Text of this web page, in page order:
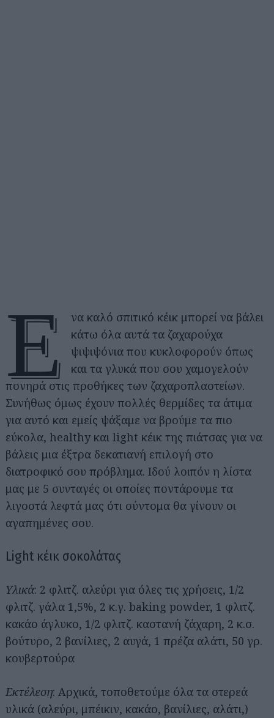
Έ
να καλό σπιτικό κέικ μπορεί να βάλει
κάτω όλα αυτά τα ζαχαρούχα
ψιψιψόνια που κυκλοφορούν όπως
και τα γλυκά που σου χαμογελούν
πονηρά στις προθήκες των ζαχαροπλαστείων.
Συνήθως όμως έχουν πολλές θερμίδες τα άτιμα
για αυτό και εμείς ψάξαμε να βρούμε τα πιο
εύκολα, healthy και light κέικ της πιάτσας για να
βάλεις μια έξτρα δεκατιανή επιλογή στο
διατροφικό σου πρόβλημα. Ιδού λοιπόν η λίστα
μας με 5 συνταγές οι οποίες ποντάρουμε τα
λιγοστά λεφτά μας ότι σύντομα θα γίνουν οι
αγαπημένες σου.
Light κέικ σοκολάτας
Υλικά: 2 φλιτζ. αλεύρι για όλες τις χρήσεις, 1/2
φλιτζ. γάλα 1,5%, 2 κ.γ. baking powder, 1 φλιτζ.
κακάο άγλυκο, 1/2 φλιτζ. καστανή ζάχαρη, 2 κ.σ.
βούτυρο, 2 βανίλιες, 2 αυγά, 1 πρέζα αλάτι, 50 γρ.
κουβερτούρα
Εκτέλεση: Αρχικά, τοποθετούμε όλα τα στερεά
υλικά (αλεύρι, μπέικιν, κακάο, βανίλιες, αλάτι,)